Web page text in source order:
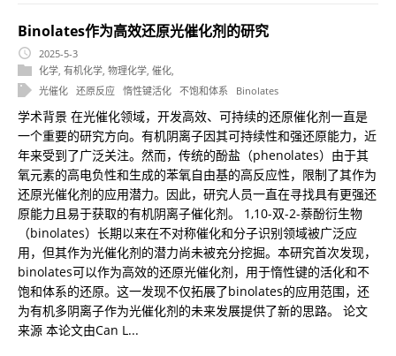
Binolates作为高效还原光催化剂的研究
2025-5-3
化学 有机化学 物理化学 催化
光催化 还原反应 惰性键活化 不饱和体系 Binolates
学术背景 在光催化领域，开发高效、可持续的还原催化剂一直是
一个重要的研究方向。有机阴离子因其可持续性和强还原能力，近
年来受到了广泛关注。然而，传统的酚盐（phenolates）由于其
氧元素的高电负性和生成的苯氧自由基的高反应性，限制了其作为
还原光催化剂的应用潜力。因此，研究人员一直在寻找具有更强还
原能力且易于获取的有机阴离子催化剂。 1,10-双-2-萘酚衍生物
（binolates）长期以来在不对称催化和分子识别领域被广泛应
用，但其作为光催化剂的潜力尚未被充分挖掘。本研究首次发现，
binolates可以作为高效的还原光催化剂，用于惰性键的活化和不
饱和体系的还原。这一发现不仅拓展了binolates的应用范围，还
为有机多阴离子作为光催化剂的未来发展提供了新的思路。 论文
来源 本论文由Can L...